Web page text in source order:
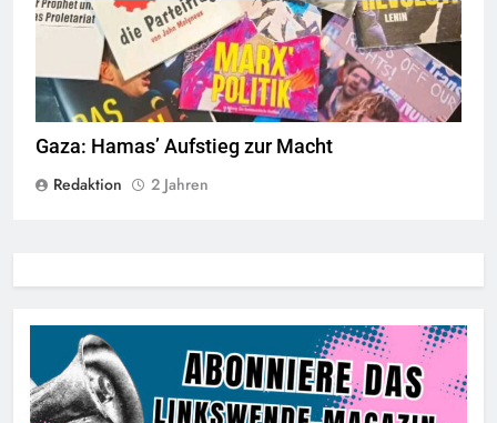
© linkswende.org,CC-BY-SA-1.0
Gaza: Hamas’ Aufstieg zur Macht
Redaktion
2 Jahren